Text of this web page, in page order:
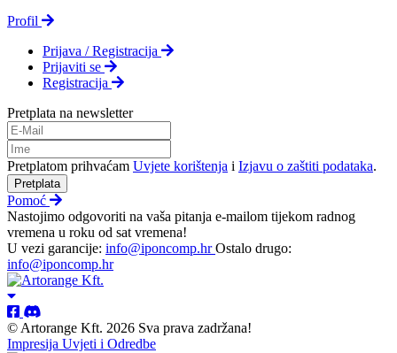
Profil
Prijava / Registracija
Prijaviti se
Registracija
Pretplata na newsletter
Pretplatom prihvaćam Uvjete korištenja i Izjavu o zaštiti podataka.
Pretplata
Pomoć
Nastojimo odgovoriti na vaša pitanja e-mailom tijekom radnog
vremena u roku od sat vremena!
U vezi garancije: info@iponcomp.hrOstalo drugo:
info@iponcomp.hr
© Artorange Kft. 2026 Sva prava zadržana!
Impresija Uvjeti i Odredbe